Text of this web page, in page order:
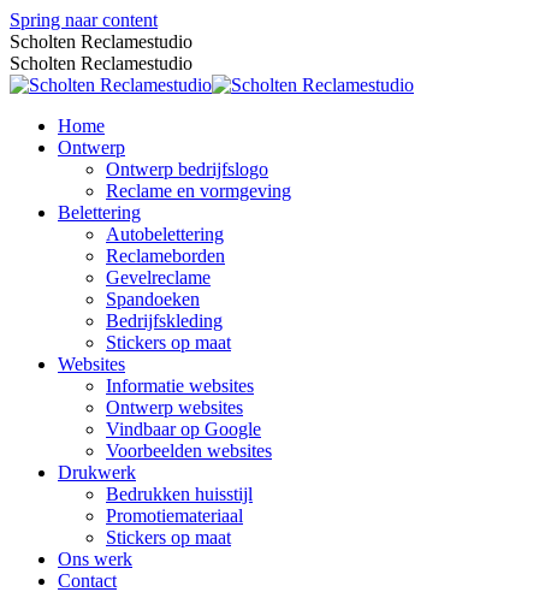
Spring naar content
Scholten Reclamestudio
Scholten Reclamestudio
Home
Ontwerp
Ontwerp bedrijfslogo
Reclame en vormgeving
Belettering
Autobelettering
Reclameborden
Gevelreclame
Spandoeken
Bedrijfskleding
Stickers op maat
Websites
Informatie websites
Ontwerp websites
Vindbaar op Google
Voorbeelden websites
Drukwerk
Bedrukken huisstijl
Promotiemateriaal
Stickers op maat
Ons werk
Contact